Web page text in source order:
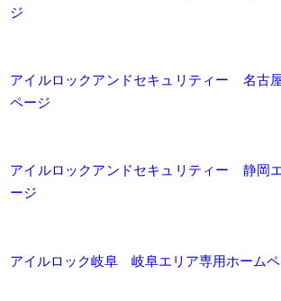
ジ
アイルロックアンドセキュリティー 名古
ページ
アイルロックアンドセキュリティー 静岡
ージ
アイルロック岐阜 岐阜エリア専用ホーム